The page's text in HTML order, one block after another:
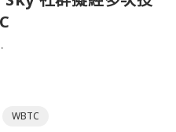
WBTC